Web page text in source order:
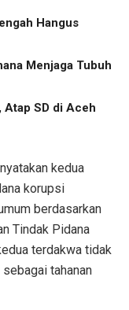
Hangus
Menjaga Tubuh
Atap SD di Aceh
kedua
korupsi
berdasarkan
Tindak Pidana
terdakwa tidak
tahanan